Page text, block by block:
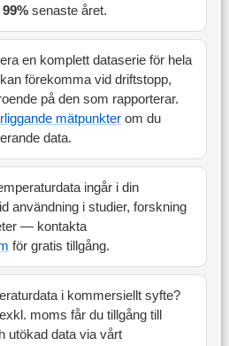
99% senaste året.
en komplett dataserie för hela
förekomma vid driftstopp,
på den som rapporterar.
mätpunkterom du
data.
ingår i din
användning i studier, forskning
— kontakta
för gratis tillgång.
i kommersiellt syfte?
moms får du tillgång till
utökad data via vårt